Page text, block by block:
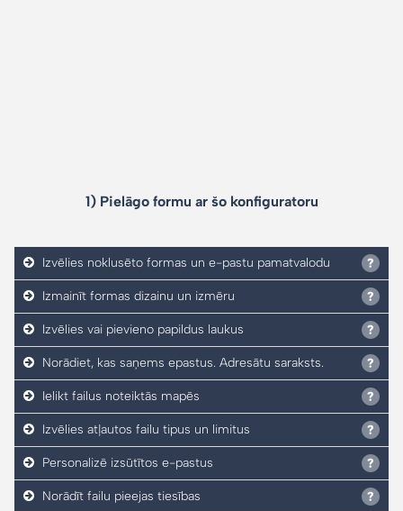
1) Pielāgo formu ar šo konfiguratoru
Izvēlies noklusēto formas un e-pastu pamatvalodu
Izmainīt formas dizainu un izmēru
Izvēlies vai pievieno papildus laukus
Norādiet, kas saņems epastus. Adresātu saraksts.
Ielikt failus noteiktās mapēs
Izvēlies atļautos failu tipus un limitus
Personalizē izsūtītos e-pastus
Norādīt failu pieejas tiesības